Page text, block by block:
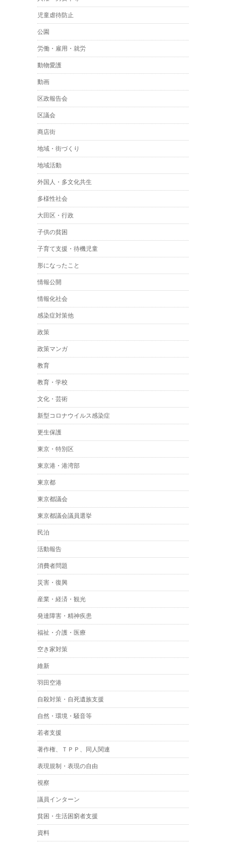
児童虐待防止
公園
労働・雇用・就労
動物愛護
動画
区政報告会
区議会
商店街
地域・街づくり
地域活動
外国人・多文化共生
多様性社会
大田区・行政
子供の貧困
子育て支援・待機児童
形になったこと
情報公開
情報化社会
感染症対策他
政策
政策マンガ
教育
教育・学校
文化・芸術
新型コロナウイルス感染症
更生保護
東京・特別区
東京港・港湾部
東京都
東京都議会
東京都議会議員選挙
民泊
活動報告
消費者問題
災害・復興
産業・経済・観光
発達障害・精神疾患
福祉・介護・医療
空き家対策
維新
羽田空港
自殺対策・自死遺族支援
自然・環境・騒音等
若者支援
著作権、ＴＰＰ、同人関連
表現規制・表現の自由
視察
議員インターン
貧困・生活困窮者支援
資料